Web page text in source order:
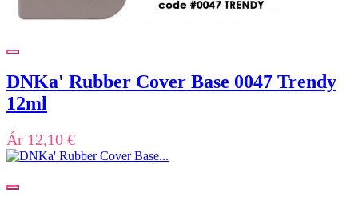
DNKa' Rubber Cover Base 0047 Trendy
12ml
Ár 12,10 €